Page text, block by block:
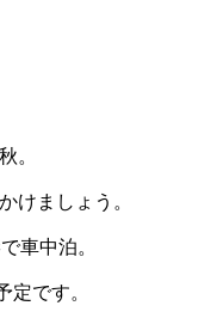
。
けましょう。
車中泊。
定です。